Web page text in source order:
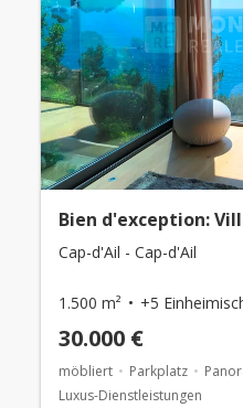
Bien d'exception:
Cap-d'Ail - Cap-d'Ail
1.500 m² +5
30.000 €
möbliert Parkplatz
Luxus-Dienstleistungen